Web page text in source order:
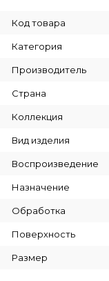
Код товара
Категория
Производитель
Страна
Коллекция
Вид изделия
Воспроизведение
Назначение
Обработка
Поверхность
Размер